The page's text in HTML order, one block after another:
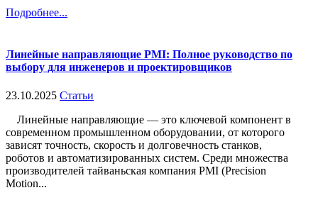
Подробнее...
Линейные направляющие PMI: Полное руководство по
выбору для инженеров и проектировщиков
23.10.2025 Статьи
Линейные направляющие — это ключевой компонент в
современном промышленном оборудовании, от которого
зависят точность, скорость и долговечность станков,
роботов и автоматизированных систем. Среди множества
производителей тайваньская компания PMI (Precision
Motion...